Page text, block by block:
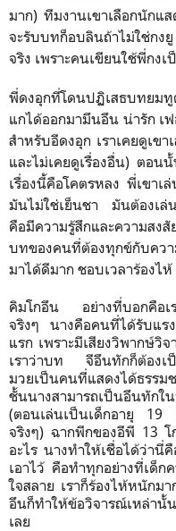
มาก) ทีมงานเขาเลือกนักแ
จะรับบทก็อบลินถ้าไม่ใช่ก
จริง เพราะคนเขียนใช้พี่ก
พี่ดงอุกที่โดนปฏิเสธบทยม
แกได้ออกมามึนอึน น่ารัก
สำหรับอีดงอุก เราเคยดูเข
และไม่เคยดูเรื่องอื่น) ตอน
เรื่องนี้คือโคตรหลง พี่เขา
มันไม่ใช่เย็นชา มันต้องเ
คือมีความรู้สึกและความสง
บทของคนที่ต้องทุกข์กับคว
มาได้ดีมาก ชอบเวลาร้องไ
คิมโกอึน อย่างที่บอกคือเร
จริงๆ นางคือคนที่ได้รับแร
แรก เพราะมีเสียงวิพากษ์วิ
เราว่าบท จีอึนทักก็ต้องเ
มวยเป็นคนที่แสดงได้ธรรม
ชั้นนางสามารถเป็นอึนทัก
(ตอนเล่นเป็นเด็กอายุ 19
จริงๆ) ฉากพีกของอีพี 13
อะไร นางทำให้เชื่อได้ว่านี่
เอาไว้ คือทำทุกอย่างที่เด็
ใจสลาย เราก็ร้องไห้หนัก
อึนก็ทำให้ข้อวิจารณ์เหล่านั้
เลย